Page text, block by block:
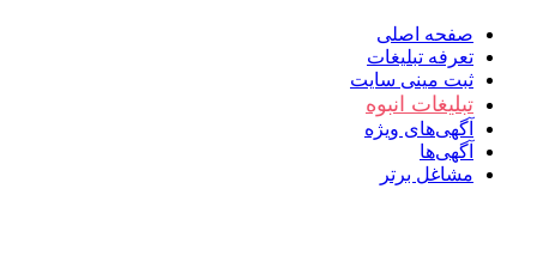
صفحه اصلی
تعرفه تبلیغات
ثبت مینی سایت
تبلیغات انبوه
آگهی‌های ویژه
آگهی‌ها
مشاغل برتر